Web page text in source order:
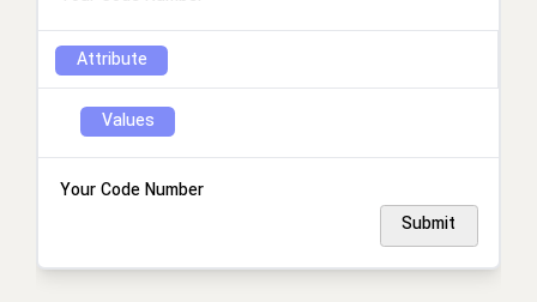
Attribute
Values
Your Code Number
Submit